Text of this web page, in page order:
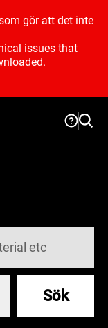
gör att det inte
issues that
Sök